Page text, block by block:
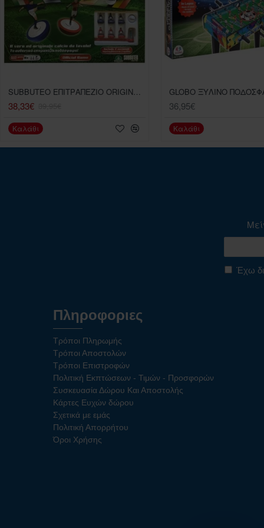
38,33€
Καλάθι
36,95€
Καλάθι
Έχω
Πληροφοριες
Τρόποι Πληρωμής
Τρόποι Αποστολών
Τρόποι Επιστροφών
Πολιτική Εκπτώσεων - Τιμών - Προσφορών
Συσκευασία Δώρου Και Αποστολής
Κάρτες Ευχών δώρου
Σχετικά με εμάς
Πολιτική Απορρήτου
Όροι Χρήσης